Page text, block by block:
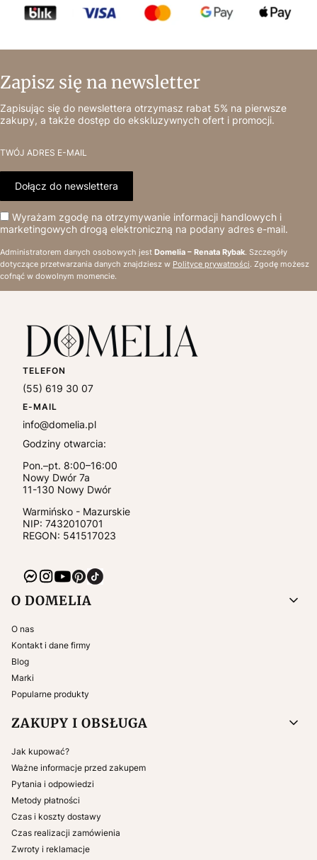
Zapisz się na newsletter
Zapisując się do newslettera otrzymasz rabat 5% na pierwsze
zakupy, a także dostęp do ekskluzywnych ofert i promocji.
TWÓJ ADRES E-MAIL
Dołącz do newslettera
Wyrażam zgodę na otrzymywanie informacji handlowych i
marketingowych drogą elektroniczną na podany adres e-mail.
Administratorem danych osobowych jest Domelia – Renata Rybak. Szczegóły
dotyczące przetwarzania danych znajdziesz w Polityce prywatności. Zgodę możesz
cofnąć w dowolnym momencie.
TELEFON
(55) 619 30 07
E-MAIL
info@domelia.pl
Godziny otwarcia:
Pon.–pt. 8:00–16:00
Nowy Dwór 7a
11-130 Nowy Dwór
Warmińsko - Mazurskie
NIP: 7432010701
REGON: 541517023
Linki w stopce
O DOMELIA
O nas
Kontakt i dane firmy
Blog
Marki
Popularne produkty
ZAKUPY I OBSŁUGA
Jak kupować?
Ważne informacje przed zakupem
Pytania i odpowiedzi
Metody płatności
Czas i koszty dostawy
Czas realizacji zamówienia
Zwroty i reklamacje